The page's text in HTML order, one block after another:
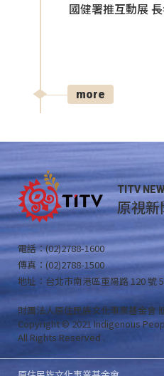
國健署推互動展
more
TITV
原視新
電話：(02)2788-1600
傳真：(02)2788-1500
地址：台北市南港區重陽路 120 號
財團法人原住民族文化事業基金會
Copyright © 2021 Indigenous
All Rights Reserved .